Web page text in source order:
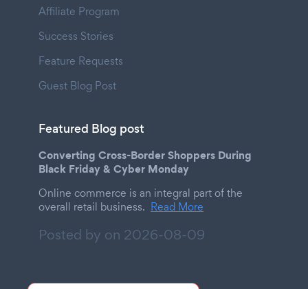
Affiliate Program
Success Stories
Feature Requests
Guest Blog Post
Featured Blog post
Converting Cross-Border Shoppers During
Black Friday & Cyber Monday
Online commerce is an integral part of the
overall retail business. Read More
Posted by on 2026-08-09